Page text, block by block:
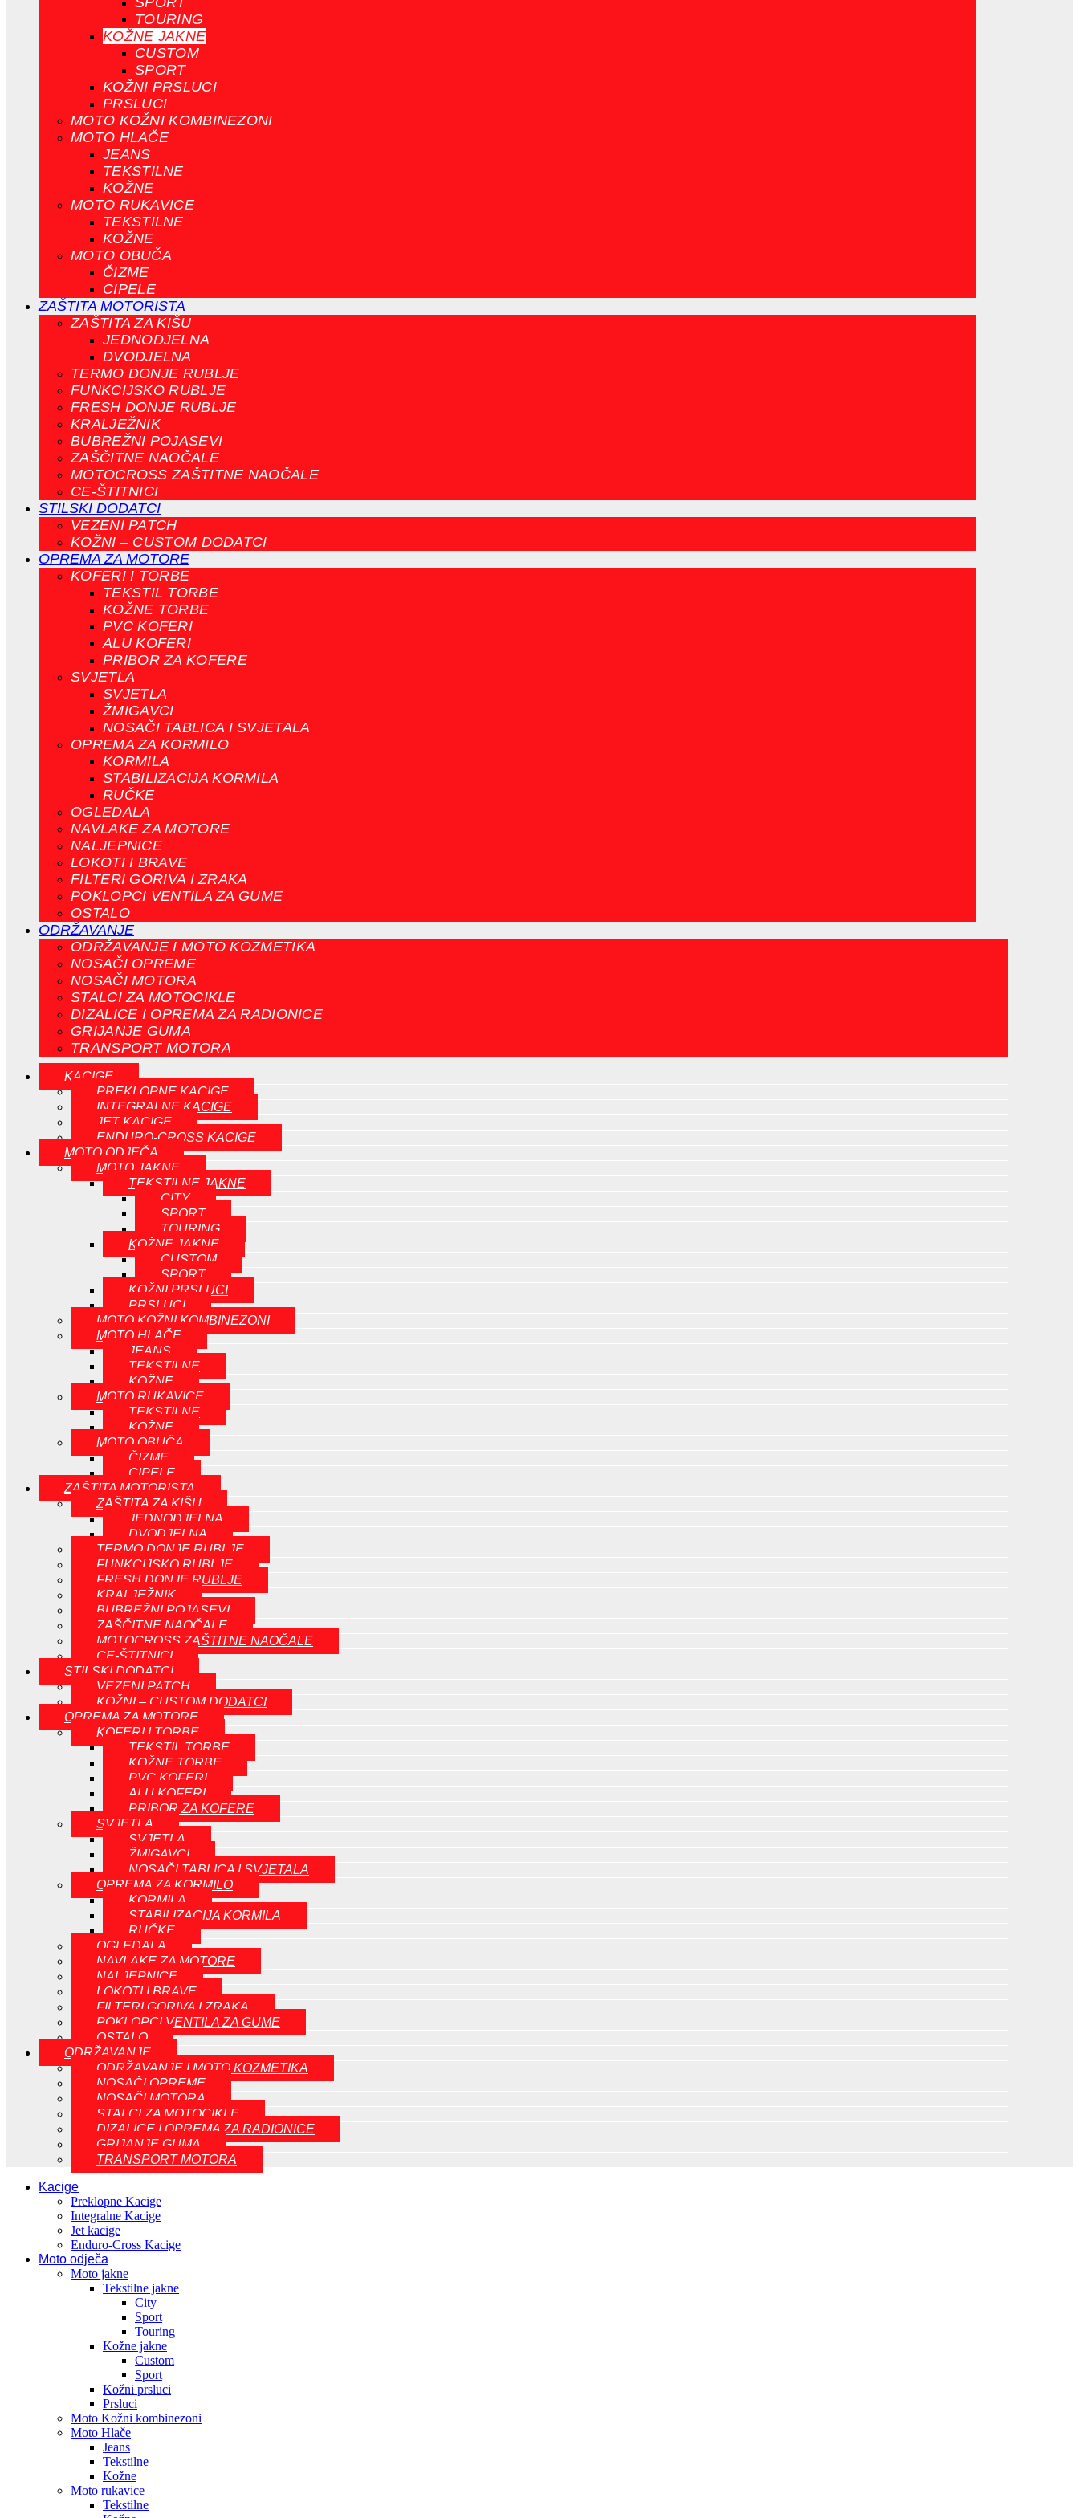
TOURING
KOŽNE JAKNE
CUSTOM
SPORT
KOŽNI PRSLUCI
PRSLUCI
MOTO KOŽNI KOMBINEZONI
MOTO HLAČE
JEANS
TEKSTILNE
KOŽNE
MOTO RUKAVICE
TEKSTILNE
KOŽNE
MOTO OBUČA
ČIZME
CIPELE
ZAŠTITA MOTORISTA
ZAŠTITA ZA KIŠU
JEDNODJELNA
DVODJELNA
TERMO DONJE RUBLJE
FUNKCIJSKO RUBLJE
FRESH DONJE RUBLJE
KRALJEŽNIK
BUBREŽNI POJASEVI
ZAŠČITNE NAOČALE
MOTOCROSS ZAŠTITNE NAOČALE
CE-ŠTITNICI
STILSKI DODATCI
VEZENI PATCH
KOŽNI – CUSTOM DODATCI
OPREMA ZA MOTORE
KOFERI I TORBE
TEKSTIL TORBE
KOŽNE TORBE
PVC KOFERI
ALU KOFERI
PRIBOR ZA KOFERE
SVJETLA
SVJETLA
ŽMIGAVCI
NOSAČI TABLICA I SVJETALA
OPREMA ZA KORMILO
KORMILA
STABILIZACIJA KORMILA
RUČKE
OGLEDALA
NAVLAKE ZA MOTORE
NALJEPNICE
LOKOTI I BRAVE
FILTERI GORIVA I ZRAKA
POKLOPCI VENTILA ZA GUME
OSTALO
ODRŽAVANJE
ODRŽAVANJE I MOTO KOZMETIKA
NOSAČI OPREME
NOSAČI MOTORA
STALCI ZA MOTOCIKLE
DIZALICE I OPREMA ZA RADIONICE
GRIJANJE GUMA
TRANSPORT MOTORA
KACIGE
PREKLOPNE KACIGE
INTEGRALNE KACIGE
JET KACIGE
ENDURO-CROSS KACIGE
MOTO ODJEČA
MOTO JAKNE
TEKSTILNE JAKNE
CITY
SPORT
TOURING
KOŽNE JAKNE
CUSTOM
SPORT
KOŽNI PRSLUCI
PRSLUCI
MOTO KOŽNI KOMBINEZONI
MOTO HLAČE
JEANS
TEKSTILNE
KOŽNE
MOTO RUKAVICE
TEKSTILNE
KOŽNE
MOTO OBUČA
ČIZME
CIPELE
ZAŠTITA MOTORISTA
ZAŠTITA ZA KIŠU
JEDNODJELNA
DVODJELNA
TERMO DONJE RUBLJE
FUNKCIJSKO RUBLJE
FRESH DONJE RUBLJE
KRALJEŽNIK
BUBREŽNI POJASEVI
ZAŠČITNE NAOČALE
MOTOCROSS ZAŠTITNE NAOČALE
CE-ŠTITNICI
STILSKI DODATCI
VEZENI PATCH
KOŽNI – CUSTOM DODATCI
OPREMA ZA MOTORE
KOFERI I TORBE
TEKSTIL TORBE
KOŽNE TORBE
PVC KOFERI
ALU KOFERI
PRIBOR ZA KOFERE
SVJETLA
SVJETLA
ŽMIGAVCI
NOSAČI TABLICA I SVJETALA
OPREMA ZA KORMILO
KORMILA
STABILIZACIJA KORMILA
RUČKE
OGLEDALA
NAVLAKE ZA MOTORE
NALJEPNICE
LOKOTI I BRAVE
FILTERI GORIVA I ZRAKA
POKLOPCI VENTILA ZA GUME
OSTALO
ODRŽAVANJE
ODRŽAVANJE I MOTO KOZMETIKA
NOSAČI OPREME
NOSAČI MOTORA
STALCI ZA MOTOCIKLE
DIZALICE I OPREMA ZA RADIONICE
GRIJANJE GUMA
TRANSPORT MOTORA
Kacige
Preklopne Kacige
Integralne Kacige
Jet kacige
Enduro-Cross Kacige
Moto odječa
Moto jakne
Tekstilne jakne
City
Sport
Touring
Kožne jakne
Custom
Sport
Kožni prsluci
Prsluci
Moto Kožni kombinezoni
Moto Hlače
Jeans
Tekstilne
Kožne
Moto rukavice
Tekstilne